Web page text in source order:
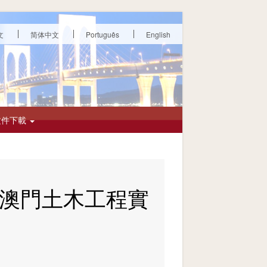
简体中文 Português English
下載
門土木工程實